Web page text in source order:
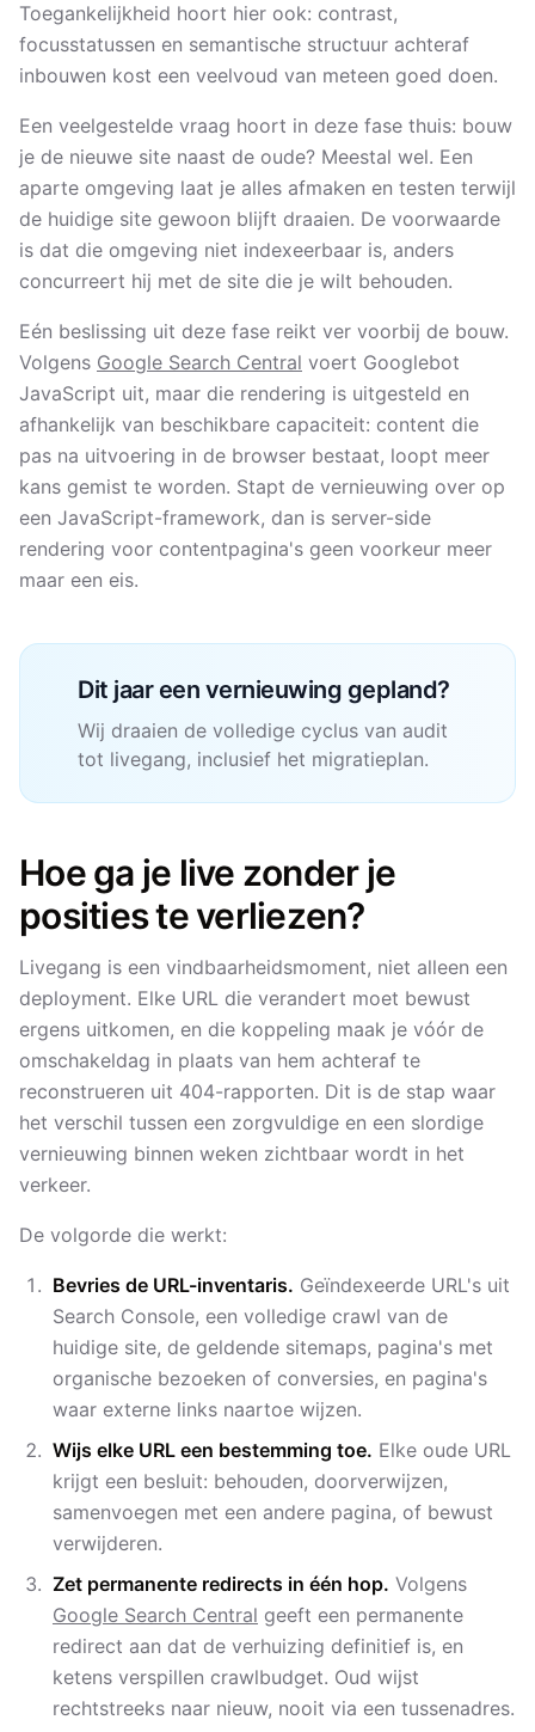
Toegankelijkheid hoort hier ook: contrast,
focusstatussen en semantische structuur achteraf
inbouwen kost een veelvoud van meteen goed doen.
Een veelgestelde vraag hoort in deze fase thuis: bouw
je de nieuwe site naast de oude? Meestal wel. Een
aparte omgeving laat je alles afmaken en testen terwijl
de huidige site gewoon blijft draaien. De voorwaarde
is dat die omgeving niet indexeerbaar is, anders
concurreert hij met de site die je wilt behouden.
Eén beslissing uit deze fase reikt ver voorbij de bouw.
Volgens Google Search Central voert Googlebot
JavaScript uit, maar die rendering is uitgesteld en
afhankelijk van beschikbare capaciteit: content die
pas na uitvoering in de browser bestaat, loopt meer
kans gemist te worden. Stapt de vernieuwing over op
een JavaScript-framework, dan is server-side
rendering voor contentpagina's geen voorkeur meer
maar een eis.
Dit jaar een vernieuwing gepland?
Wij draaien de volledige cyclus van audit
tot livegang, inclusief het migratieplan.
Hoe ga je live zonder je
posities te verliezen?
Livegang is een vindbaarheidsmoment, niet alleen een
deployment. Elke URL die verandert moet bewust
ergens uitkomen, en die koppeling maak je vóór de
omschakeldag in plaats van hem achteraf te
reconstrueren uit 404-rapporten. Dit is de stap waar
het verschil tussen een zorgvuldige en een slordige
vernieuwing binnen weken zichtbaar wordt in het
verkeer.
De volgorde die werkt:
Bevries de URL-inventaris. Geïndexeerde URL's uit
Search Console, een volledige crawl van de
huidige site, de geldende sitemaps, pagina's met
organische bezoeken of conversies, en pagina's
waar externe links naartoe wijzen.
Wijs elke URL een bestemming toe. Elke oude URL
krijgt een besluit: behouden, doorverwijzen,
samenvoegen met een andere pagina, of bewust
verwijderen.
Zet permanente redirects in één hop. Volgens
Google Search Central geeft een permanente
redirect aan dat de verhuizing definitief is, en
ketens verspillen crawlbudget. Oud wijst
rechtstreeks naar nieuw, nooit via een tussenadres.